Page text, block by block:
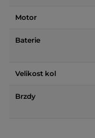
Motor
Baterie
Velikost kol
Brzdy